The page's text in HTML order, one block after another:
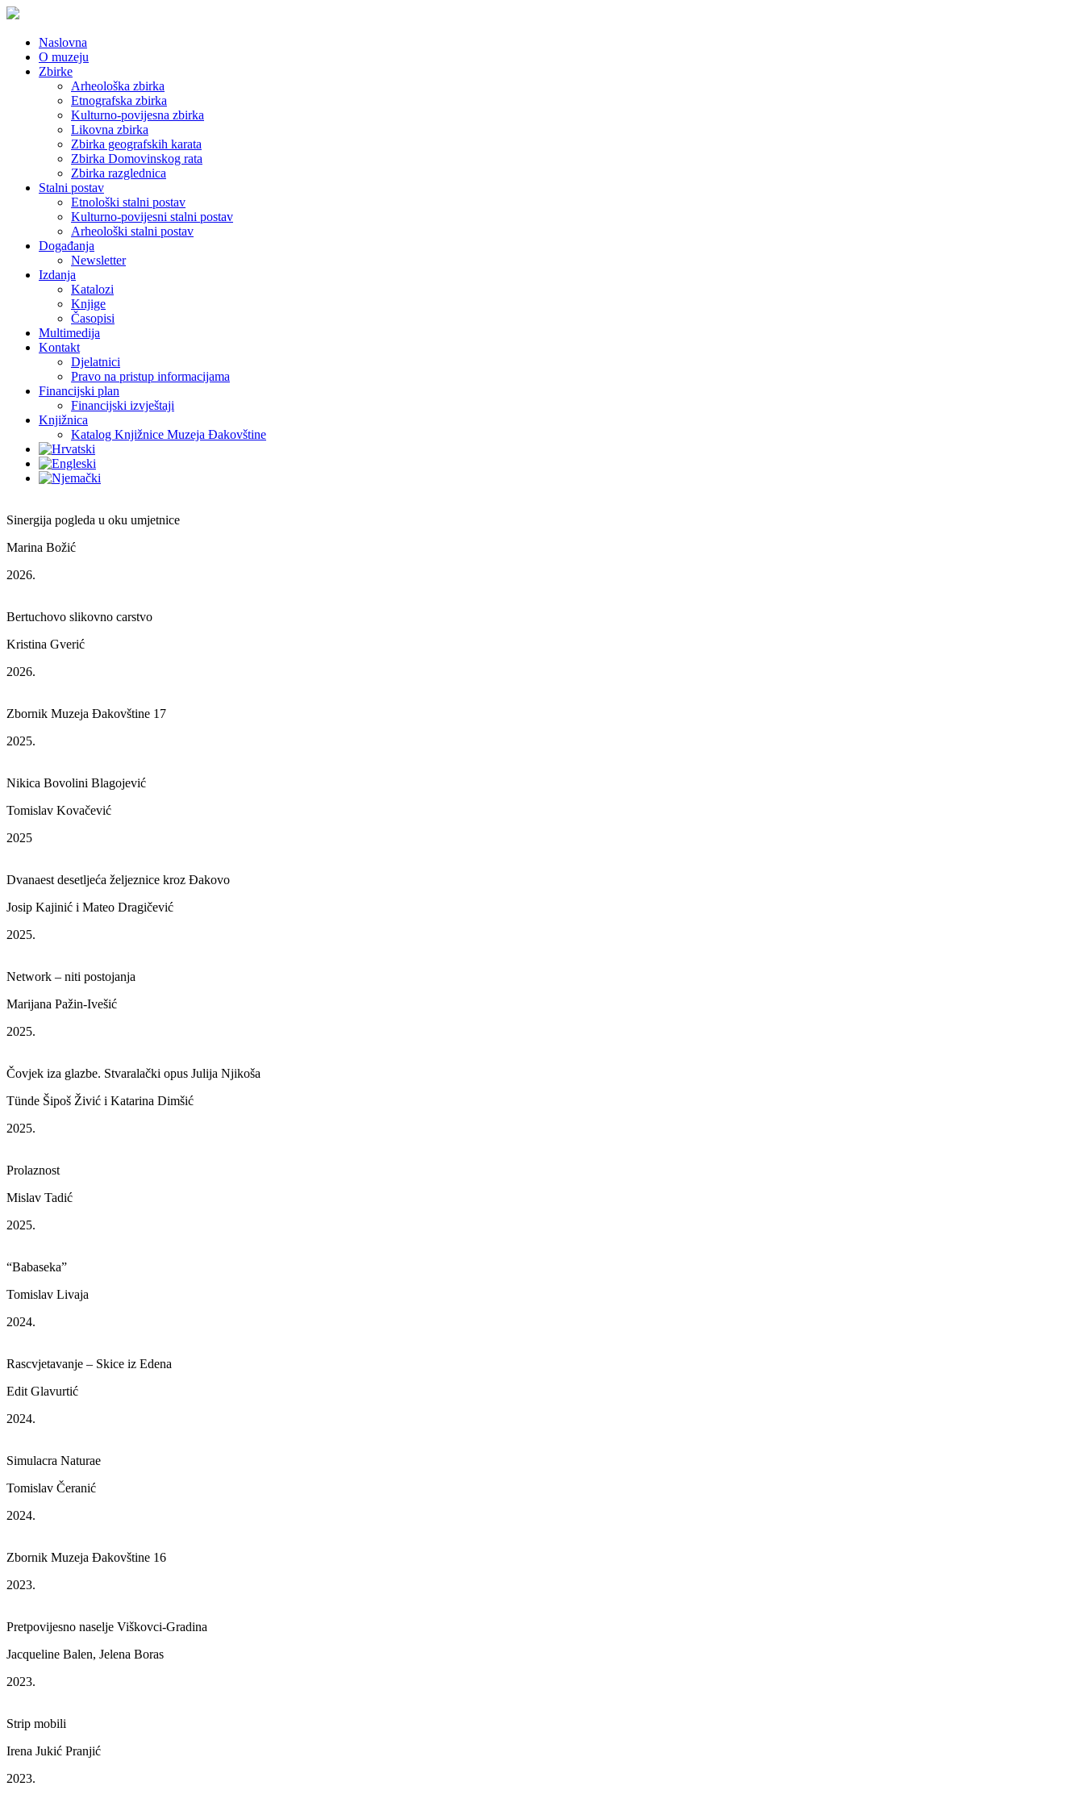
Naslovna
O muzeju
Zbirke
Arheološka zbirka
Etnografska zbirka
Kulturno-povijesna zbirka
Likovna zbirka
Zbirka geografskih karata
Zbirka Domovinskog rata
Zbirka razglednica
Stalni postav
Etnološki stalni postav
Kulturno-povijesni stalni postav
Arheološki stalni postav
Događanja
Newsletter
Izdanja
Katalozi
Knjige
Časopisi
Multimedija
Kontakt
Djelatnici
Pravo na pristup informacijama
Financijski plan
Financijski izvještaji
Knjižnica
Katalog Knjižnice Muzeja Đakovštine
Sinergija pogleda u oku umjetnice
Marina Božić
2026.
Bertuchovo slikovno carstvo
Kristina Gverić
2026.
Zbornik Muzeja Đakovštine 17
2025.
Nikica Bovolini Blagojević
Tomislav Kovačević
2025
Dvanaest desetljeća željeznice kroz Đakovo
Josip Kajinić i Mateo Dragičević
2025.
Network – niti postojanja
Marijana Pažin-Ivešić
2025.
Čovjek iza glazbe. Stvaralački opus Julija Njikoša
Tünde Šipoš Živić i Katarina Dimšić
2025.
Prolaznost
Mislav Tadić
2025.
“Babaseka”
Tomislav Livaja
2024.
Rascvjetavanje – Skice iz Edena
Edit Glavurtić
2024.
Simulacra Naturae
Tomislav Čeranić
2024.
Zbornik Muzeja Đakovštine 16
2023.
Pretpovijesno naselje Viškovci-Gradina
Jacqueline Balen, Jelena Boras
2023.
Strip mobili
Irena Jukić Pranjić
2023.